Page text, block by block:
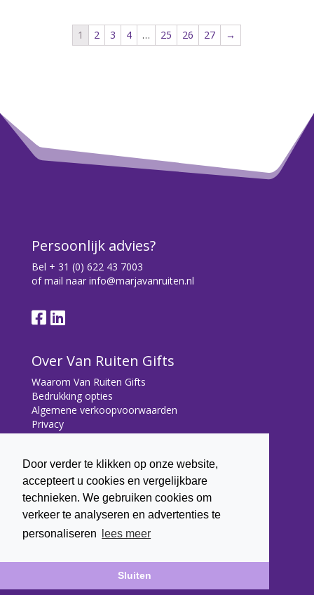
Door verder te klikken op onze website,
accepteert u cookies en vergelijkbare
technieken. We gebruiken cookies om
verkeer te analyseren en advertenties te
personaliseren
lees meer
Sluiten
1 2 3 4 … 25 26 27 →
Persoonlijk advies?
Bel + 31 (0) 622 43 7003
of mail naar info@marjavanruiten.nl
Over Van Ruiten Gifts
Waarom Van Ruiten Gifts
Bedrukking opties
Algemene verkoopvoorwaarden
Privacy
Contact
Contact
Bryonialaan 5
3233 VA Oostvoorne
+31 (0) 6 22 43 7003
info@marjavanruiten.nl